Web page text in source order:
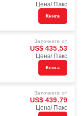
Цена/ Пакс
Книга
Започнете от
US$ 435.53
Цена/ Пакс
Книга
Започнете от
US$ 439.79
Цена/ Пакс